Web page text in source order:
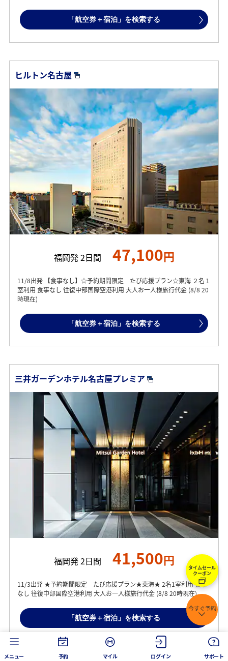
タイムセール
クーポン
今すぐ予約
「航空券＋宿泊」を検索する
ヒルトン名古屋
福岡発 2日間 47,100円
11/8出発 【食事なし】☆予約期間限定 たび応援プラン☆東海 ２名１
室利用 食事なし 往復中部国際空港利用 大人お一人様旅行代金 (8/8 20
時現在)
「航空券＋宿泊」を検索する
三井ガーデンホテル名古屋プレミア
福岡発 2日間 41,500円
11/3出発 ★予約期間限定 たび応援プラン★東海★ 2名1室利用 食事
なし 往復中部国際空港利用 大人お一人様旅行代金 (8/8 20時現在)
「航空券＋宿泊」を検索する
メニュー 予約 マイル ログイン サポート